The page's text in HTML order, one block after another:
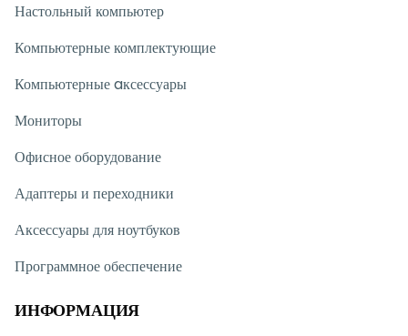
Настольный компьютер
Компьютерные комплектующие
Компьютерные aксессуары
Мониторы
Офисное оборудование
Адаптеры и переходники
Аксессуары для ноутбуков
Программное обеспечение
ИНФОРМАЦИЯ